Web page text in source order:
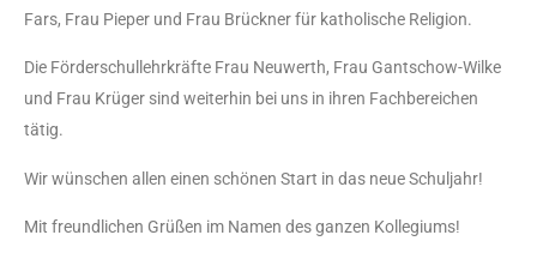
Fars, Frau Pieper und Frau Brückner für katholische Religion.
Die Förderschullehrkräfte Frau Neuwerth, Frau Gantschow-Wilke
und Frau Krüger sind weiterhin bei uns in ihren Fachbereichen
tätig.
Wir wünschen allen einen schönen Start in das neue Schuljahr!
Mit freundlichen Grüßen im Namen des ganzen Kollegiums!